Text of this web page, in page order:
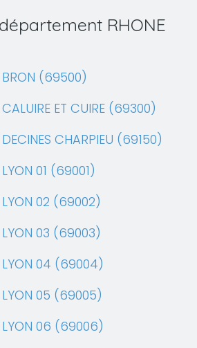
RHONE
(69500)
ET CUIRE (69300)
CHARPIEU (69150)
01 (69001)
02 (69002)
03 (69003)
04 (69004)
05 (69005)
06 (69006)